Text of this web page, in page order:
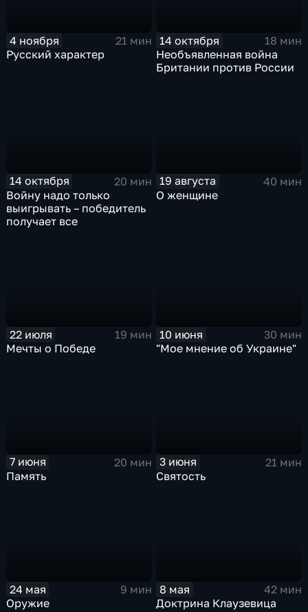
4 ноября
21 мин
Русский характер
14 октября
18 мин
Необъявленная война
Британии против России
14 октября
20 мин
Войну надо только
выигрывать – победитель
получает все
19 августа
40 мин
О женщине
22 июля
19 мин
Мечты о Победе
10 июня
30 мин
"Мое мнение об Украине"
7 июня
20 мин
Память
3 июня
21 мин
Святость
24 мая
9 мин
Оружие
8 мая
42 мин
Доктрина Клаузевица